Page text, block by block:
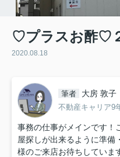
♡プラスお酢♡
2020.08.18
筆者 大房 敦子
不動産キャリア9
事務の仕事がメインです！
屋探しが出来るように準備
様のご来店お待ちしていま